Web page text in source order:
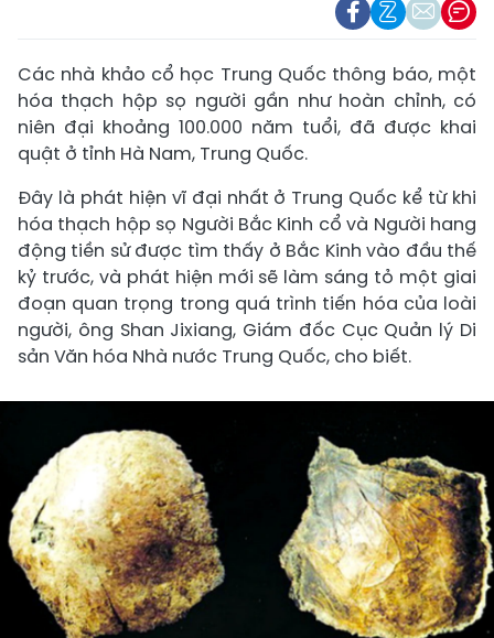
Các nhà khảo cổ học Trung Quốc thông báo, một
hóa thạch hộp sọ người gần như hoàn chỉnh, có
niên đại khoảng 100.000 năm tuổi, đã được khai
quật ở tỉnh Hà Nam, Trung Quốc.
Đây là phát hiện vĩ đại nhất ở Trung Quốc kể từ khi
hóa thạch hộp sọ Người Bắc Kinh cổ và Người hang
động tiền sử được tìm thấy ở Bắc Kinh vào đầu thế
kỷ trước, và phát hiện mới sẽ làm sáng tỏ một giai
đoạn quan trọng trong quá trình tiến hóa của loài
người, ông Shan Jixiang, Giám đốc Cục Quản lý Di
sản Văn hóa Nhà nước Trung Quốc, cho biết.